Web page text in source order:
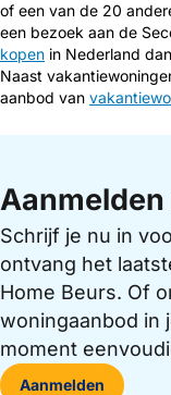
of een van de 20
een bezoek aan de
kopen in Nederland
Naast
aanbod van
Schrijf je nu in
ontvang het
Home Beurs. Of
woningaanbod in
moment
Aanmelden